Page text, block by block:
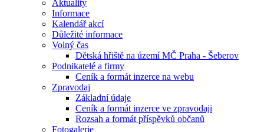
Aktuality
Informace
Kalendář akcí
Důležité informace
Volný čas
Dětská hřiště na území MČ Praha - Šeberov
Podnikatelé a firmy
Ceník a formát inzerce na webu
Zpravodaj
Základní údaje
Ceník a formát inzerce ve zpravodaji
Rozsah a formát příspěvků občanů
Fotogalerie